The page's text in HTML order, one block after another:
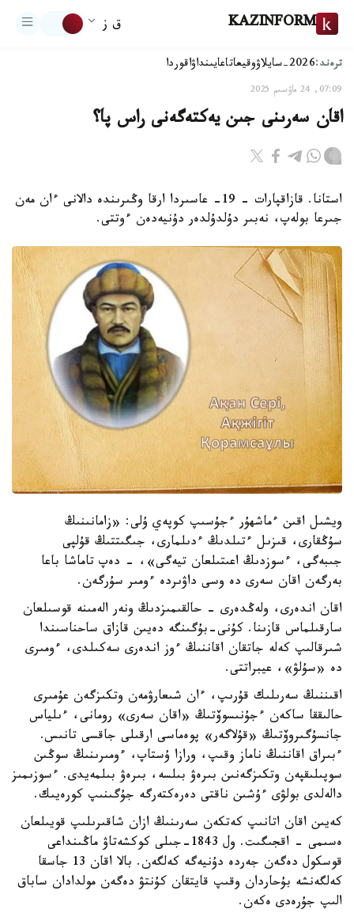
KAZINFORM ق ز
ترەند:2026-سايلاۋ وقيعاتاعايىنداۋاقوردا
07:09, 24 ماۋسىم 2025
اقان سەرىنى جىن يەكتەگەنى راس پا؟
استانا. قازاقپارات - 19- عاسىردا ارقا وڭىرىندە دالانى ءان مەن
جىرعا بولەپ، نەبىر دۇلدۇلدەر دۇنيەدەن ءوتتى.
ويشىل اقىن ءماشھۇر ءجۇسىپ كوپەي ۇلى: «زامانىنىڭ
سۇڭقارى، قىزىل ءتىلدىڭ ءدىلمارى، جىگىتتىڭ قۇلپى
جىبەگى، ءسوزدىڭ اعىتىلعان تيەگى»، - دەپ تاماشا باعا
بەرگەن اقان سەرى دە وسى داۋىردە ءومىر سۇرگەن.
اقان اندەرى، ولەڭدەرى - حالقىمىزدىڭ ونەر الەمىنە قوسىلعان
سارقىلماس قازىنا. كۇنى-بۇگىنگە دەيىن قازاق ساحناسىندا
شىرقالىپ كەلە جاتقان اقاننىڭ ءوز اندەرى سەكىلدى، ءومىرى
دە «سۇلۋ»، عيبراتتى.
اقىننىڭ سەرىلىك قۇرىپ، ءان شىعارۋمەن وتكىزگەن عۇمىرى
حالىققا ساكەن ءجۇنىسوۆتىڭ «اقان سەرى» رومانى، ءىلياس
جانسۇگىروۆتىڭ «قۇلاگەر» پوەماسى ارقىلى جاقسى تانىس.
ءبىراق اقاننىڭ ناماز وقىپ، ورازا ۇستاپ، ءومىرىنىڭ سوڭىن
سوپىلىقپەن وتكىزگەنىن بىرەۋ بىلسە، بىرەۋ بىلمەيدى. ءسوزىمىز
دالەلدى بولۋى ءۇشىن ناقتى دەرەكتەرگە جۇگىنىپ كورەيىك.
كەيىن اقان اتانىپ كەتكەن سەرىنىڭ ازان شاقىرىلىپ قويىلعان
ەسىمى - اقجىگىت. ول 1843-جىلى كوكشەتاۋ ماڭىنداعى
قوسكول دەگەن جەردە دۇنيەگە كەلگەن. بالا اقان 13 جاسقا
كەلگەنشە بۇحاردان وقىپ قايتقان كۇنتۋ دەگەن مولدادان ساباق
الىپ جۇرەدى ەكەن.